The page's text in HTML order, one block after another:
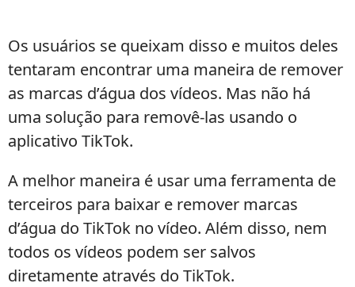
Os usuários se queixam disso e muitos deles
tentaram encontrar uma maneira de remover
as marcas d’água dos vídeos. Mas não há
uma solução para removê-las usando o
aplicativo TikTok.
A melhor maneira é usar uma ferramenta de
terceiros para baixar e remover marcas
d’água do TikTok no vídeo. Além disso, nem
todos os vídeos podem ser salvos
diretamente através do TikTok.